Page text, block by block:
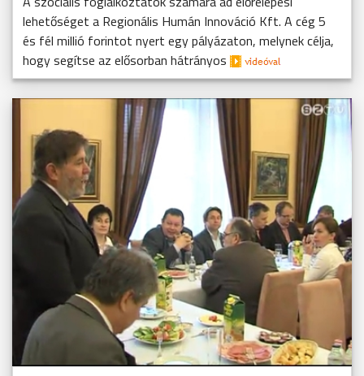
lehetőséget a Regionális Humán Innováció Kft. A cég 5
és fél millió forintot nyert egy pályázaton, melynek célja,
hogy segítse az elősorban hátrányos